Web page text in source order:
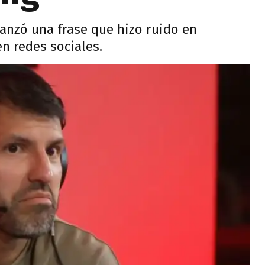
una frase que hizo ruido en
redes sociales.